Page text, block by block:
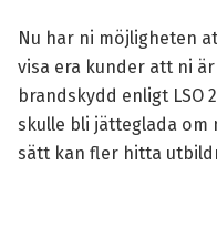
Nu har ni möjligheten
visa era kunder att ni
brandskydd enligt LSO
skulle bli jätteglada om
sätt kan fler hitta